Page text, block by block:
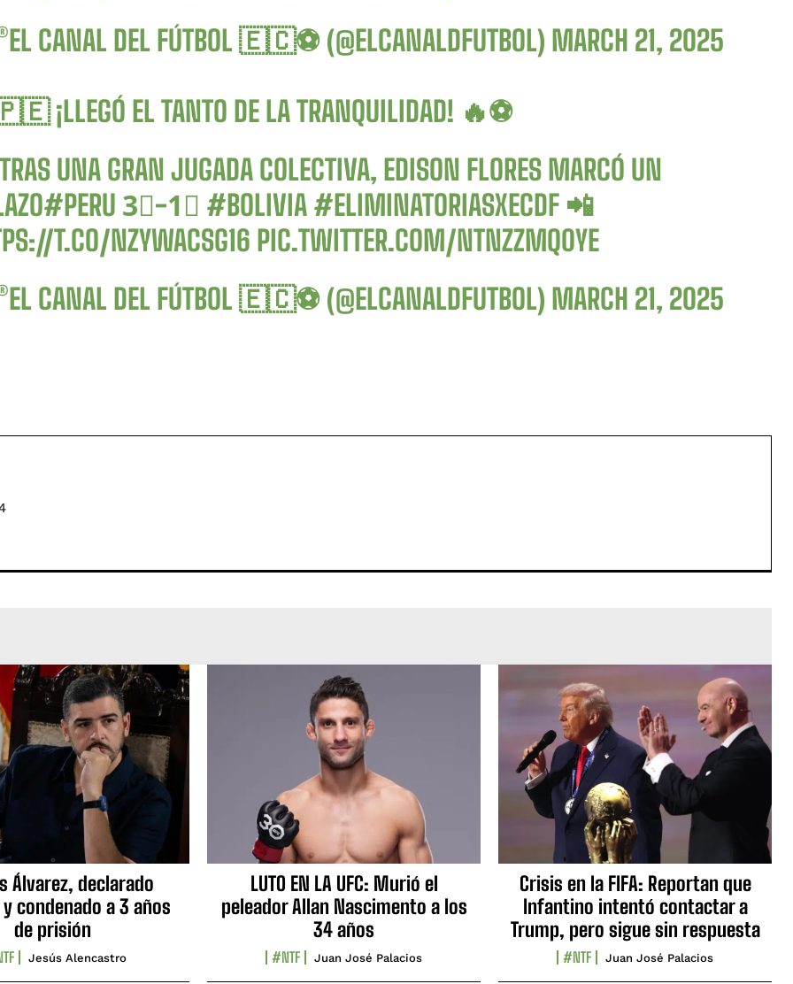
CANAL DEL FÚTBOL 🇪🇨⚽ (@ELCANALDFUTBOL) MARCH 21, 2025
¡LLEGÓ EL TANTO DE LA TRANQUILIDAD! 🔥⚽️
UNA GRAN JUGADA COLECTIVA, EDISON FLORES MARCÓ UN
#PERU 3⃣-1⃣ #BOLIVIA #ELIMINATORIASXECDF 📲
T.CO/NZYWACSG16 PIC.TWITTER.COM/NTNZZMQ0YE
CANAL DEL FÚTBOL 🇪🇨⚽ (@ELCANALDFUTBOL) MARCH 21, 2025
Álvarez, declarado
condenado a 3 años
de prisión
Jesús Alencastro
LUTO EN LA UFC: Murió el
peleador Allan Nascimento a los
34 años
#NTF Juan José Palacios
Crisis en la FIFA: Reportan que
Infantino intentó contactar a
Trump, pero sigue sin respuesta
#NTF Juan José Palacios